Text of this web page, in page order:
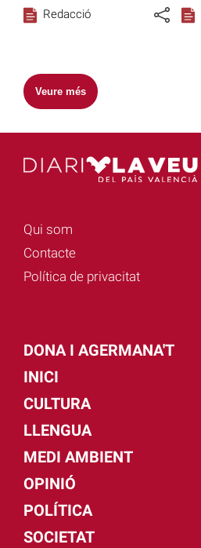
Redacció
Veure més
Qui som
Contacte
Política de privacitat
DONA I AGERMANA'T
INICI
CULTURA
LLENGUA
MEDI AMBIENT
OPINIÓ
POLÍTICA
SOCIETAT